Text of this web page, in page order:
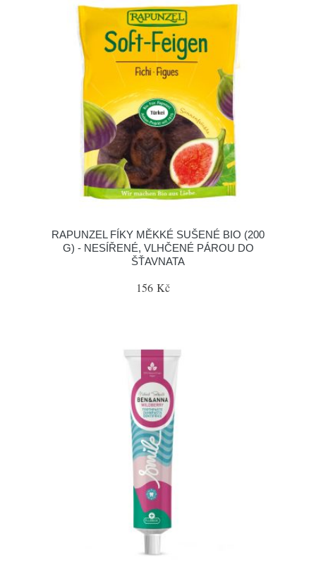
RAPUNZEL FÍKY MĚKKÉ SUŠENÉ BIO (200
G) - NESÍŘENÉ, VLHČENÉ PÁROU DO
ŠŤAVNATA
156 Kč